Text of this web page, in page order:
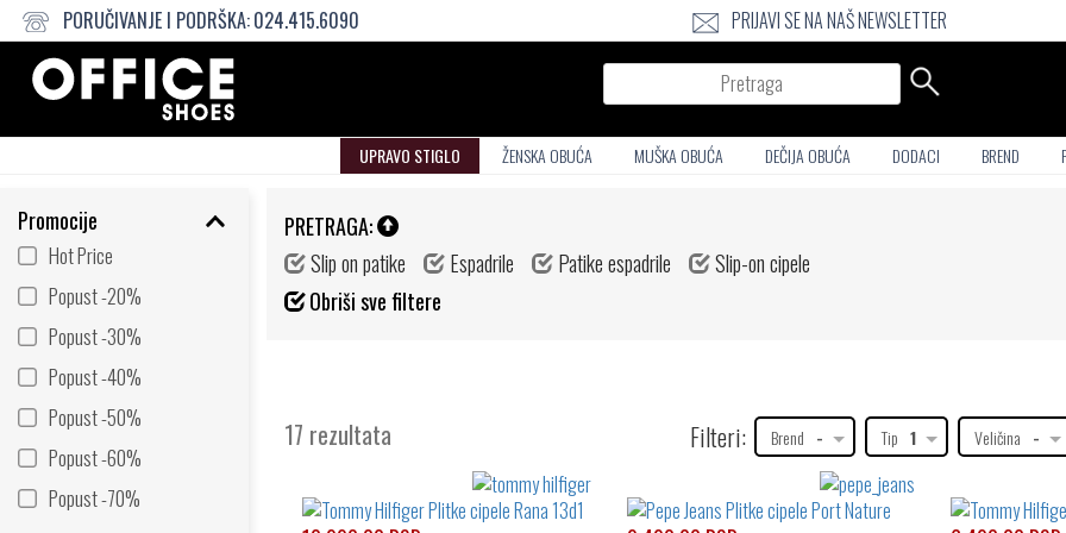
PORUČIVANJE I PODRŠKA:024.415.6090 PRIJAVI SE NA NAŠ NEWSLETTER
Pretraga
UPRAVO STIGLO ŽENSKA OBUĆA MUŠKA OBUĆA DEČIJA OBUĆA DODACI BREND
Promocije
Hot Price
Popust -20%
Popust -30%
Popust -40%
Popust -50%
Popust -60%
Popust -70%
PRETRAGA:
Slip on patike
Espadrile Patike espadrile
Slip-on cipele
Obriši sve filtere
17 rezultata Filteri: Brend - Tip 1 Veličina -